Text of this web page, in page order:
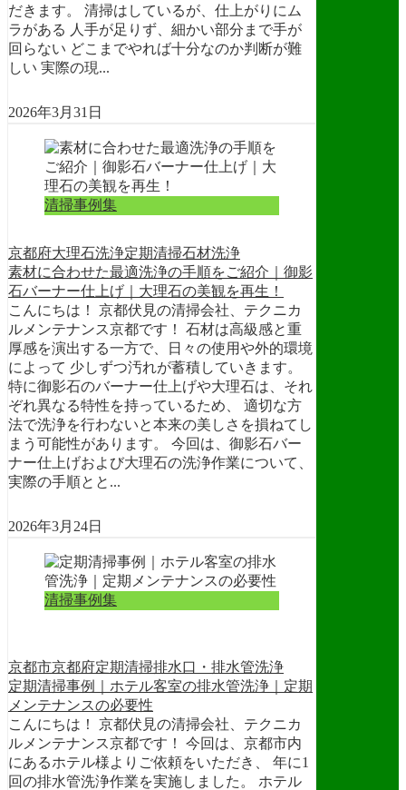
だきます。 清掃はしているが、仕上がりにム
ラがある 人手が足りず、細かい部分まで手が
回らない どこまでやれば十分なのか判断が難
しい 実際の現...
2026年3月31日
清掃事例集
京都府大理石洗浄定期清掃石材洗浄
素材に合わせた最適洗浄の手順をご紹介｜御影
石バーナー仕上げ｜大理石の美観を再生！
こんにちは！ 京都伏見の清掃会社、テクニカ
ルメンテナンス京都です！ 石材は高級感と重
厚感を演出する一方で、日々の使用や外的環境
によって 少しずつ汚れが蓄積していきます。
特に御影石のバーナー仕上げや大理石は、それ
ぞれ異なる特性を持っているため、 適切な方
法で洗浄を行わないと本来の美しさを損ねてし
まう可能性があります。 今回は、御影石バー
ナー仕上げおよび大理石の洗浄作業について、
実際の手順とと...
2026年3月24日
清掃事例集
京都市京都府定期清掃排水口・排水管洗浄
定期清掃事例｜ホテル客室の排水管洗浄｜定期
メンテナンスの必要性
こんにちは！ 京都伏見の清掃会社、テクニカ
ルメンテナンス京都です！ 今回は、京都市内
にあるホテル様よりご依頼をいただき、 年に1
回の排水管洗浄作業を実施しました。 ホテル